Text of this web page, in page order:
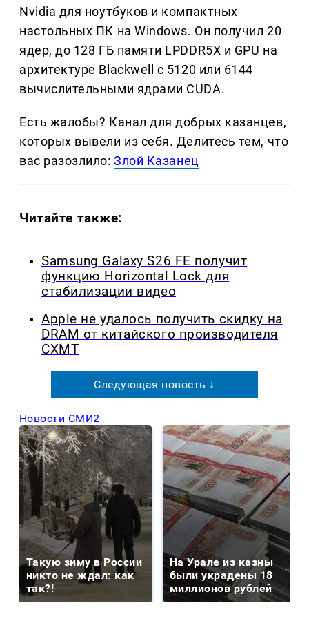
Nvidia для ноутбуков и компактных
настольных ПК на Windows. Он получил 20
ядер, до 128 ГБ памяти LPDDR5X и GPU на
архитектуре Blackwell с 5120 или 6144
вычислительными ядрами CUDA.
Есть жалобы? Канал для добрых казанцев,
которых вывели из себя. Делитеcь тем, что
вас разозлило:Злой Казанец
Читайте также:
Samsung Galaxy S26 FE получит
функцию Horizontal Lock для
стабилизации видео
Apple не удалось получить скидку на
DRAM от китайского производителя
CXMT
Следующая новость ↓
Новости СМИ2
Такую зиму в России
никто не ждал: как
так?!
На Урале из казны
были украдены 18
миллионов рублей